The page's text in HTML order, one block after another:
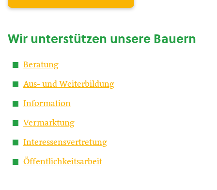
Wir unterstützen unsere Bauern
Beratung
Aus- und Weiterbildung
Information
Vermarktung
Interessensvertretung
Öffentlichkeitsarbeit